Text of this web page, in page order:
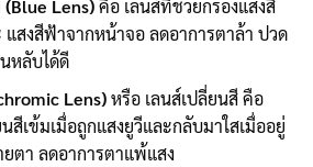
Lens)คือ เลนส์ที่ช่วยกรองแสงสี
สงสีฟ้าจากหน้าจอ ลดอาการตาล้า ปวด
หลับได้ดี
Lens)หรือ เลนส์เปลี่ยนสี คือ
สีเข้มเมื่อถูกแสงยูวีและกลับมาใสเมื่ออยู่
ตา ลดอาการตาแพ้แสง